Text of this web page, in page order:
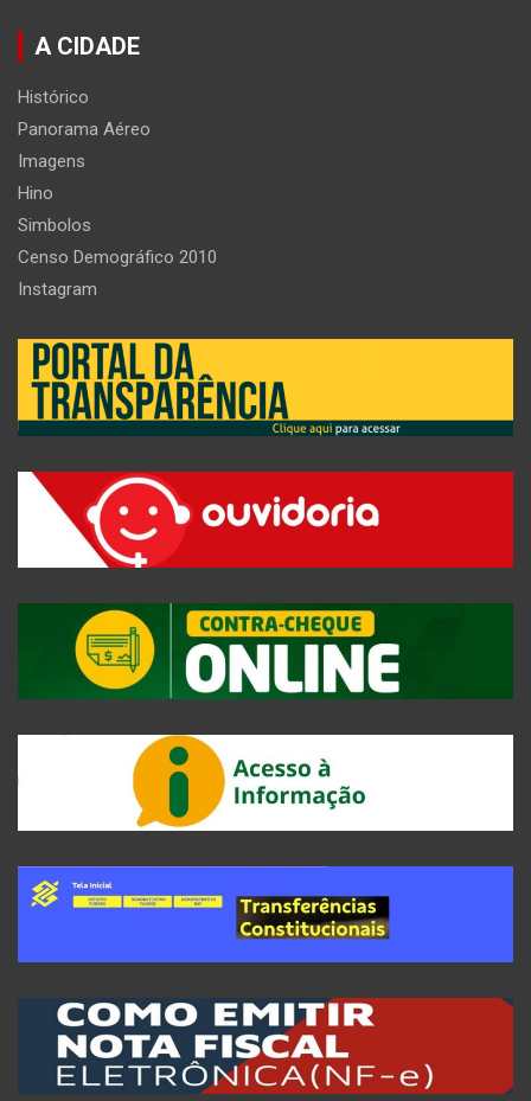
A CIDADE
Histórico
Panorama Aéreo
Imagens
Hino
Simbolos
Censo Demográfico 2010
Instagram